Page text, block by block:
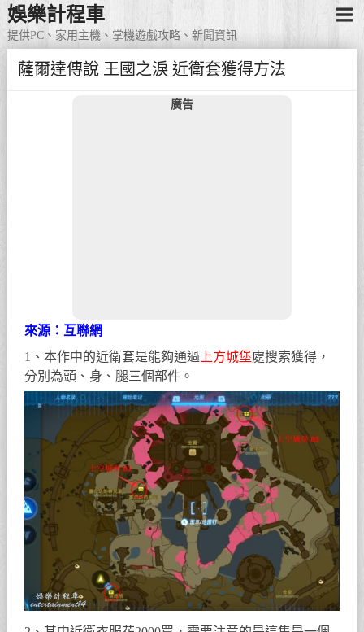
娛樂計程車
提供PC、家用主機、掌機遊戲攻略、新聞資訊
薩爾達傳說 王國之淚 近衛套獲得方法
廣告
來源：互聯網
1、本作中的近衛套是能夠通過 上方城堡處搜索獲得，
分別為頭、身、腿三個部件。